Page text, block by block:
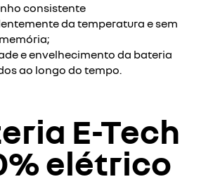
consistente
da temperatura e sem
e envelhecimento da bateria
ao longo do tempo.
E-Tech
elétrico